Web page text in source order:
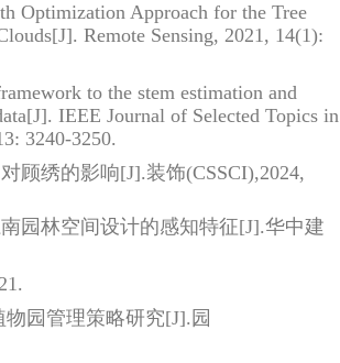
Optimization Approach for the Tree
Remote Sensing, 2021, 14(1):
to the stem estimation and
IEEE Journal of Selected Topics in
3240-3250.
顾绣的影响[J].装饰(CSSCI),2024,
园林空间设计的感知特征[J].华中建
园管理策略研究[J]. 园